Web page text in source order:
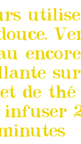
encore
de
infuser